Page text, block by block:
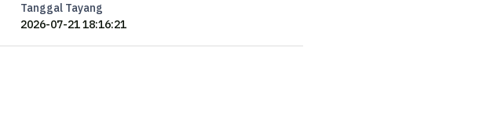
Tanggal Tayang
2026-07-21 18:16:21